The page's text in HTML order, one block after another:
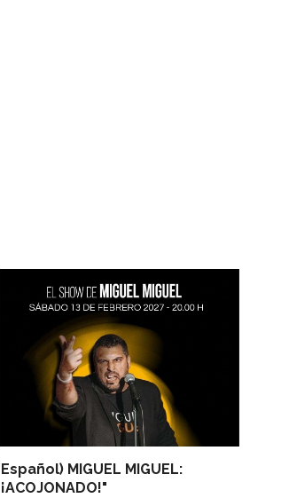
MIGUEL MIGUEL: